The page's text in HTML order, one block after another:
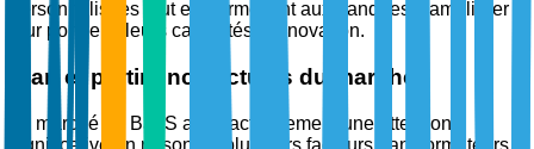
personnalisées tout en permettant aux banques d'améliorer
leur portée et leurs capacités d'innovation.
Élan et pertinence actuels du marché
Le marché du BaaS attire actuellement une attention
significative en raison de plusieurs facteurs transformateurs.